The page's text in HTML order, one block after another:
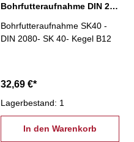
Bohrfutteraufnahme DIN 2080, SK 40 Kegel B12
Bohrfutteraufnahme SK40 -
DIN 2080- SK 40- Kegel B12
32,69 €*
Lagerbestand: 1
In den Warenkorb